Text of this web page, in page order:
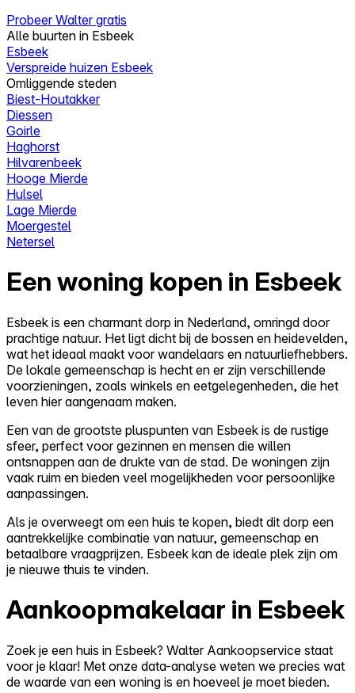
Probeer Walter gratis
Alle buurten in Esbeek
Esbeek
Verspreide huizen Esbeek
Omliggende steden
Biest-Houtakker
Diessen
Goirle
Haghorst
Hilvarenbeek
Hooge Mierde
Hulsel
Lage Mierde
Moergestel
Netersel
Een woning kopen in Esbeek
Esbeek is een charmant dorp in Nederland, omringd door
prachtige natuur. Het ligt dicht bij de bossen en heidevelden,
wat het ideaal maakt voor wandelaars en natuurliefhebbers.
De lokale gemeenschap is hecht en er zijn verschillende
voorzieningen, zoals winkels en eetgelegenheden, die het
leven hier aangenaam maken.
Een van de grootste pluspunten van Esbeek is de rustige
sfeer, perfect voor gezinnen en mensen die willen
ontsnappen aan de drukte van de stad. De woningen zijn
vaak ruim en bieden veel mogelijkheden voor persoonlijke
aanpassingen.
Als je overweegt om een huis te kopen, biedt dit dorp een
aantrekkelijke combinatie van natuur, gemeenschap en
betaalbare vraagprijzen. Esbeek kan de ideale plek zijn om
je nieuwe thuis te vinden.
Aankoopmakelaar in Esbeek
Zoek je een huis in Esbeek? Walter Aankoopservice staat
voor je klaar! Met onze data-analyse weten we precies wat
de waarde van een woning is en hoeveel je moet bieden.